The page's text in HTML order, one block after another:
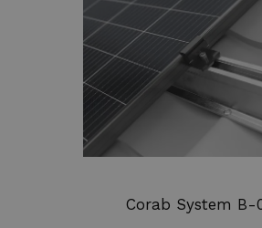
Corab System B-